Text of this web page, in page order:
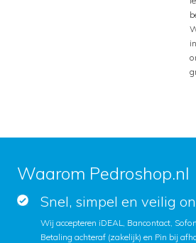
Waarom Pedroshop.nl
Snel, simpel en veilig
Wij accepteren iDEAL, Bancontact,
Betaling achteraf (zakelijk) en Pin bij